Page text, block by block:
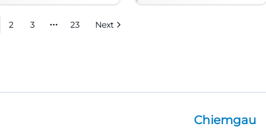
2 3
More pages
23
Next
Chiemgau